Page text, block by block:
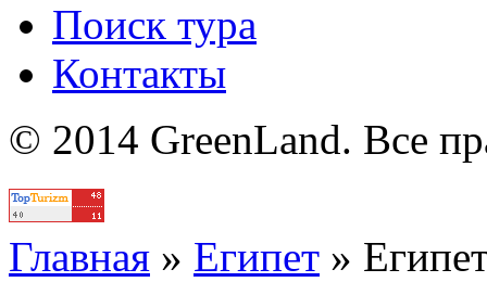
Поиск тура
Контакты
© 2014 GreenLand. Все
Главная » Египет »